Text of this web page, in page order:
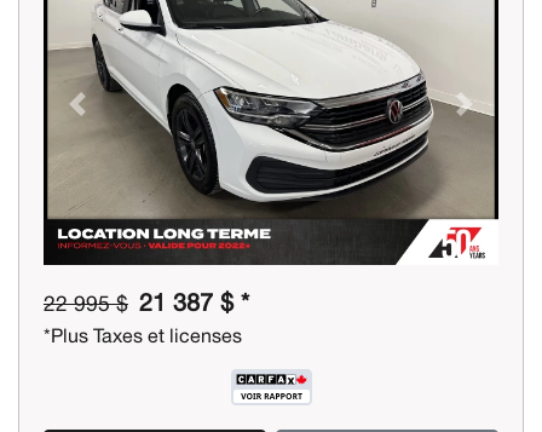
Previous Next
22 995 $ 21 387 $ *
*Plus Taxes et licenses